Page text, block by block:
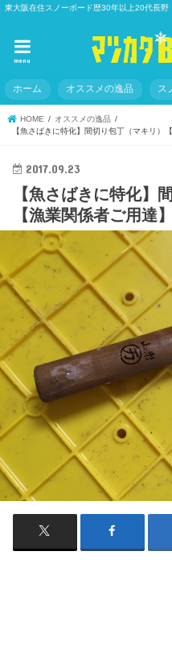
東大阪在住スノーボード歴30年以上20代長
menu
ホーム オススメの逸品 ス
HOME
オススメの逸品
【魚さばきに特化】間切り包丁（マキリ）
2017.09.23
【魚さばきに特化】
【漁業関係者ご用達】